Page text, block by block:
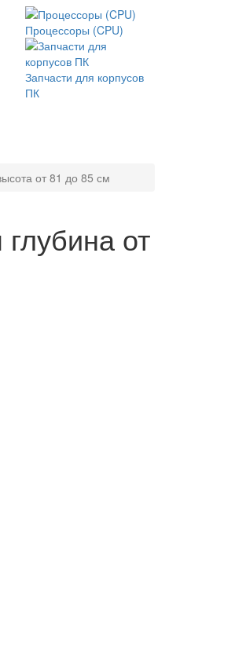
Процессоры (CPU)
Запчасти для корпусов
ПК
от 81 до 85 см
от